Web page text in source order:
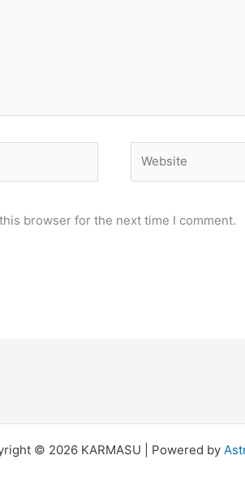
browser for the next time I comment.
© 2026 KARMASU | Powered by